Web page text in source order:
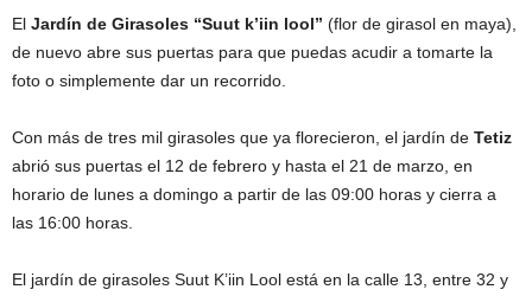
El Jardín de Girasoles “Suut k’iin lool” (flor de girasol en maya),
de nuevo abre sus puertas para que puedas acudir a tomarte la
foto o simplemente dar un recorrido.
Con más de tres mil girasoles que ya florecieron, el jardín de Tetiz
abrió sus puertas el 12 de febrero y hasta el 21 de marzo, en
horario de lunes a domingo a partir de las 09:00 horas y cierra a
las 16:00 horas.
El jardín de girasoles Suut K’iin Lool está en la calle 13, entre 32 y